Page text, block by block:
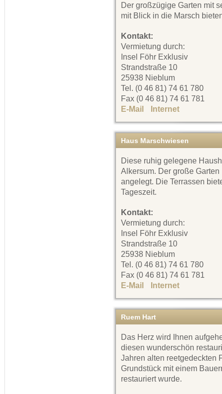
Der großzügige Garten mit
mit Blick in die Marsch
Kontakt:
Vermietung durch:
Insel Föhr Exklusiv
Strandstraße 10
25938 Nieblum
Tel. (0 46 81) 74 61 780
Fax (0 46 81) 74 61 781
E-Mail
Internet
Haus Marschwiesen
Diese ruhig gelegene
Alkersum. Der große Garten
angelegt. Die Terrassen
Tageszeit.
Kontakt:
Vermietung durch:
Insel Föhr Exklusiv
Strandstraße 10
25938 Nieblum
Tel. (0 46 81) 74 61 780
Fax (0 46 81) 74 61 781
E-Mail
Internet
Ruem Hart
Das Herz wird Ihnen
diesen wunderschön
Jahren alten reetgedeckten
Grundstück mit einem
restauriert wurde.